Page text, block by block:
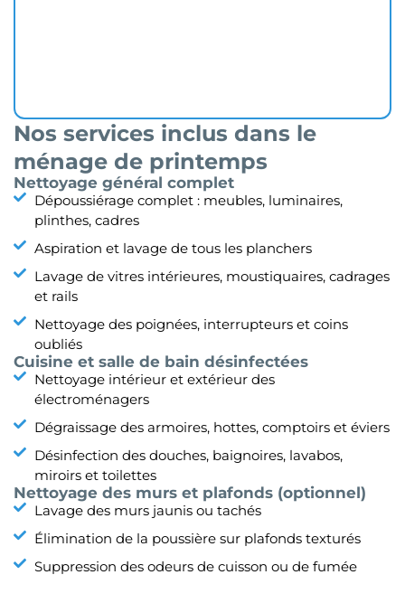
Nos services inclus dans le
ménage de printemps
Nettoyage général complet
Dépoussiérage complet : meubles, luminaires,
plinthes, cadres
Aspiration et lavage de tous les planchers
Lavage de vitres intérieures, moustiquaires, cadrages
et rails
Nettoyage des poignées, interrupteurs et coins
oubliés
Cuisine et salle de bain désinfectées
Nettoyage intérieur et extérieur des
électroménagers
Dégraissage des armoires, hottes, comptoirs et éviers
Désinfection des douches, baignoires, lavabos,
miroirs et toilettes
Nettoyage des murs et plafonds (optionnel)
Lavage des murs jaunis ou tachés
Élimination de la poussière sur plafonds texturés
Suppression des odeurs de cuisson ou de fumée